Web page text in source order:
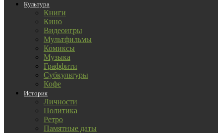
Культура
Книги
Кино
Видеоигры
Мультфильмы
Комиксы
Музыка
Граффити
Субкультуры
Кофе
История
Личности
Политика
Ретро
Памятные даты